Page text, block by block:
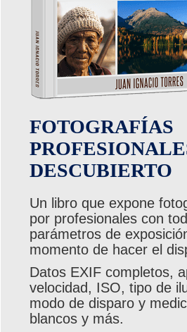
FOTOGRAFÍAS
DESCUBIERTO
Un libro que expone
por profesionales con
parámetros de
momento de hacer el
Datos EXIF completos,
velocidad, ISO, tipo de
modo de disparo y
blancos y más.